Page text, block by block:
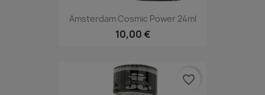
Amsterdam Cosmic Power 24ml
10,00 €
favorite_border